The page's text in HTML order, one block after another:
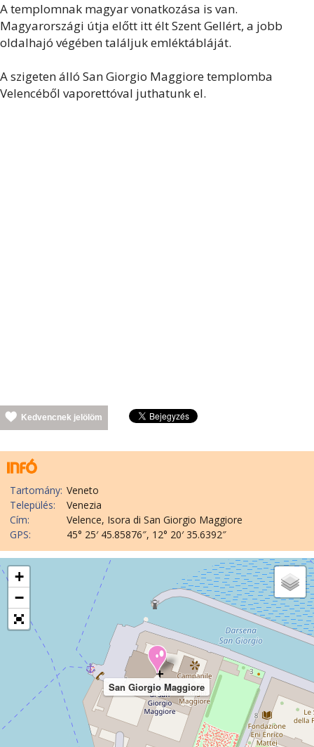
A templomnak magyar vonatkozása is van.
Magyarországi útja előtt itt élt Szent Gellért, a jobb
oldalhajó végében találjuk emléktábláját.
A szigeten álló San Giorgio Maggiore templomba
Velencéből vaporettóval juthatunk el.
Kedvencnek jelölöm
Tartomány: Veneto
Település:
Venezia
Cím:
Velence, Isora di San Giorgio Maggiore
GPS:
45° 25′ 45.85876″, 12° 20′ 35.6392″
San Giorgio Maggiore
+
−